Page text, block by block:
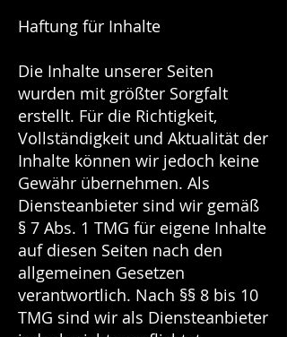
Haftung für Inhalte
Die Inhalte unserer Seiten
wurden mit größter Sorgfalt
erstellt. Für die Richtigkeit,
Vollständigkeit und Aktualität der
Inhalte können wir jedoch keine
Gewähr übernehmen. Als
Diensteanbieter sind wir gemäß
§ 7 Abs. 1 TMG für eigene Inhalte
auf diesen Seiten nach den
allgemeinen Gesetzen
verantwortlich. Nach §§ 8 bis 10
TMG sind wir als Diensteanbieter